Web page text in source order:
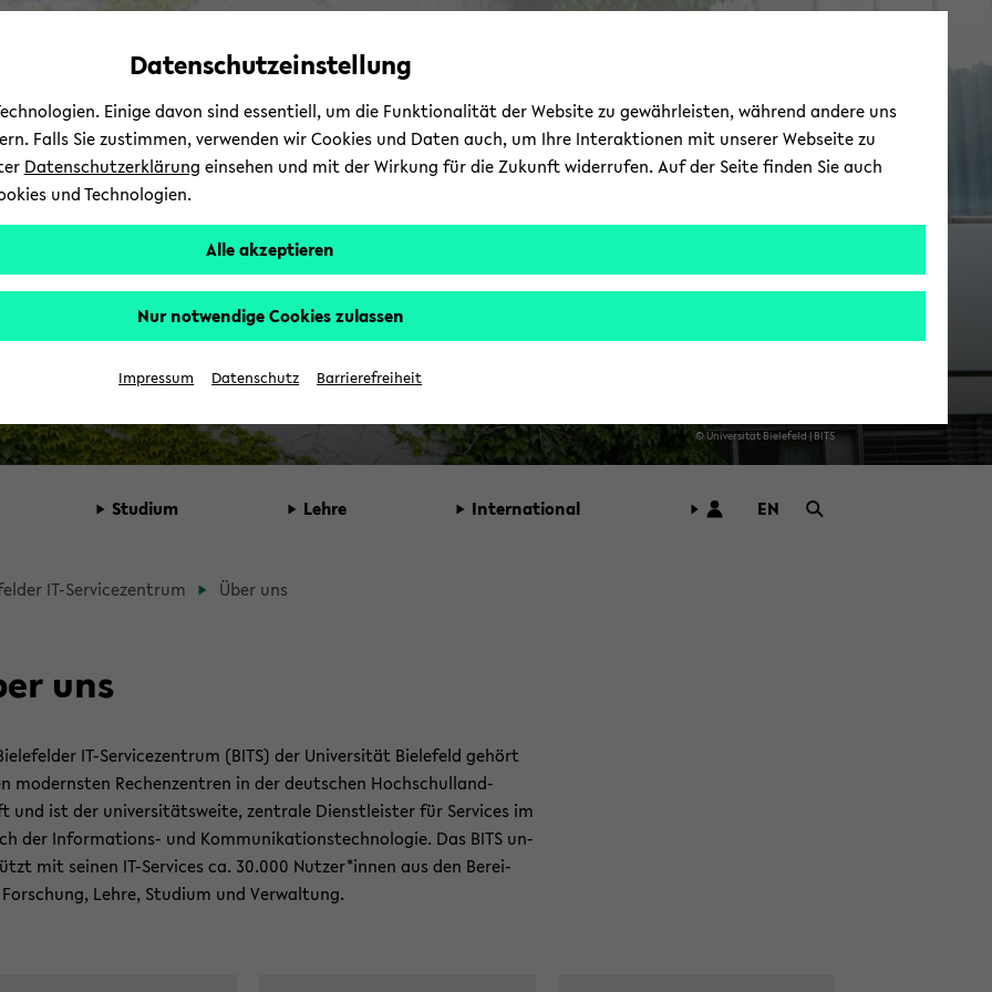
Automatische
vermeiden
zum
wechseln
zum
wechseln
zum
wechseln
Stu­di­um Lehre In­ter­na­tio­nal EN
ZUR
IT-​Servicezentrum Über uns
© Uni­ver­si­tät Bie­le­feld | BITS
uns
IT-​Servicezentrum (BITS) der Uni­ver­si­tät Bie­le­feld ge­hört
mo­derns­ten Re­chen­zen­tren in der deut­schen Hoch­schul­land­
und ist der uni­ver­si­täts­wei­te, zen­tra­le Dienst­leis­ter für Ser­vices im
der Informations-​ und Kom­mu­ni­ka­ti­ons­tech­no­lo­gie. Das BITS un­
mit sei­nen IT-​Services ca. 30.000 Nut­zer*innen aus den Be­rei­
Lehre, Stu­di­um und Ver­wal­tung.
Datenschutzeinstellung
Einige davon sind essentiell, um die Funktionalität der Website zu gewährleisten, während andere uns
Falls Sie zustimmen, verwenden wir Cookies und Daten auch, um Ihre Interaktionen mit unserer Webseite zu
Datenschutzerklärung einsehen und mit der Wirkung für die Zukunft widerrufen. Auf der Seite finden Sie auch
und Technologien.
Alle akzeptieren
Nur notwendige Cookies zulassen
Impressum Datenschutz Barrierefreiheit